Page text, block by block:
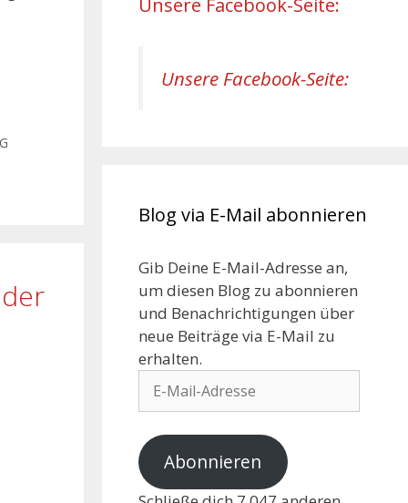
Unsere Facebook-Seite:
Blog via E-Mail abonnieren
Gib Deine E-Mail-Adresse an,
um diesen Blog zu abonnieren
und Benachrichtigungen über
neue Beiträge via E-Mail zu
erhalten.
Abonnieren